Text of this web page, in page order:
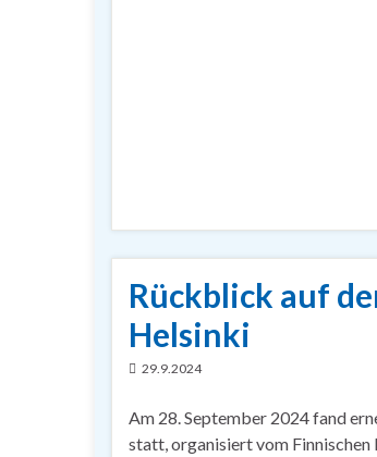
Rückblick auf
Helsinki
29.9.2024
Am 28. September 2024 fand
statt, organisiert vom